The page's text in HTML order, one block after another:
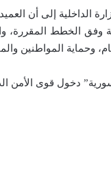
الداخلية إلى أن
وفق الخطط المقررة،
وحماية المواطنين
دخول قوى